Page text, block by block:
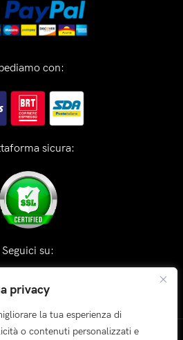
privacy
la tua esperienza di
o contenuti personalizzati e
con:
sicura:
Seguici su: